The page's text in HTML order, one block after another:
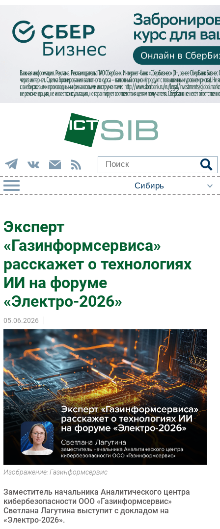
Импорто­замещение
Автоматизация Промышленности
Интернет
Фиксированная связь
Интеграция
Рынок ПК
Маркетинг
Торговые сети
Оборудование
ПО
Outsourcing
Кадры
Регулирование
Финансы
Web
Безопасность
Инновации
Гаджеты
Здоровье
Эксперт
«Газинформсервиса»
расскажет о технологиях
ИИ на форуме
«Электро-2026»
05.06.2026
Изображение: Газинформсервис
Заместитель начальника Аналитического центра
кибербезопасности ООО «Газинформсервис»
Светлана Лагутина выступит с докладом на
«Электро-2026».